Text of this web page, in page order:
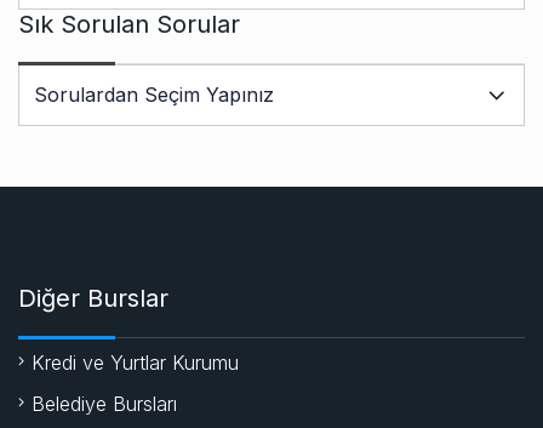
Sık Sorulan Sorular
Diğer Burslar
Kredi ve Yurtlar Kurumu
Belediye Bursları